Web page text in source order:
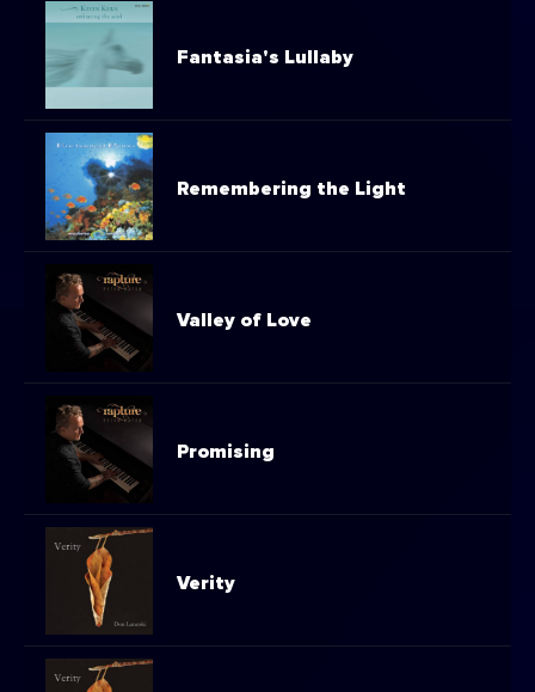
Fantasia's Lullaby
Remembering the Light
Valley of Love
Promising
Verity